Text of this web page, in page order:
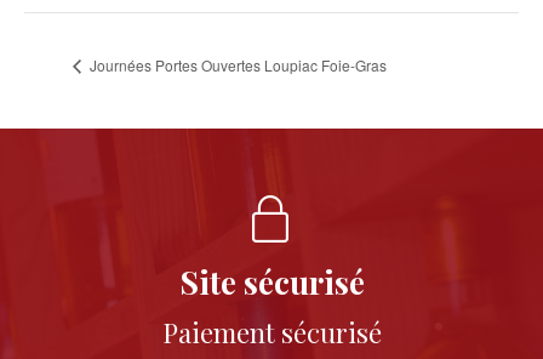
Journées Portes Ouvertes Loupiac Foie-Gras
Site sécurisé
Paiement sécurisé